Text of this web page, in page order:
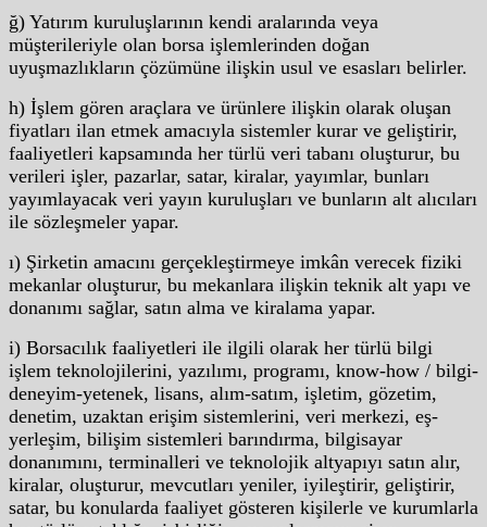
ğ) Yatırım kuruluşlarının kendi aralarında veya
müşterileriyle olan borsa işlemlerinden doğan
uyuşmazlıkların çözümüne ilişkin usul ve esasları belirler.
h) İşlem gören araçlara ve ürünlere ilişkin olarak oluşan
fiyatları ilan etmek amacıyla sistemler kurar ve geliştirir,
faaliyetleri kapsamında her türlü veri tabanı oluşturur, bu
verileri işler, pazarlar, satar, kiralar, yayımlar, bunları
yayımlayacak veri yayın kuruluşları ve bunların alt alıcıları
ile sözleşmeler yapar.
ı) Şirketin amacını gerçekleştirmeye imkân verecek fiziki
mekanlar oluşturur, bu mekanlara ilişkin teknik alt yapı ve
donanımı sağlar, satın alma ve kiralama yapar.
i) Borsacılık faaliyetleri ile ilgili olarak her türlü bilgi
işlem teknolojilerini, yazılımı, programı, know-how / bilgi-
deneyim-yetenek, lisans, alım-satım, işletim, gözetim,
denetim, uzaktan erişim sistemlerini, veri merkezi, eş-
yerleşim, bilişim sistemleri barındırma, bilgisayar
donanımını, terminalleri ve teknolojik altyapıyı satın alır,
kiralar, oluşturur, mevcutları yeniler, iyileştirir, geliştirir,
satar, bu konularda faaliyet gösteren kişilerle ve kurumlarla